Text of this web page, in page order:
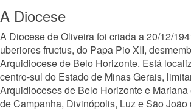
A Diocese
A Diocese de Oliveira foi criada a 20/12/
uberiores fructus, do Papa Pio XII,
Arquidiocese de Belo Horizonte. Está
centro-sul do Estado de Minas Gerais,
Arquidioceses de Belo Horizonte e
de Campanha, Divinópolis, Luz e São João